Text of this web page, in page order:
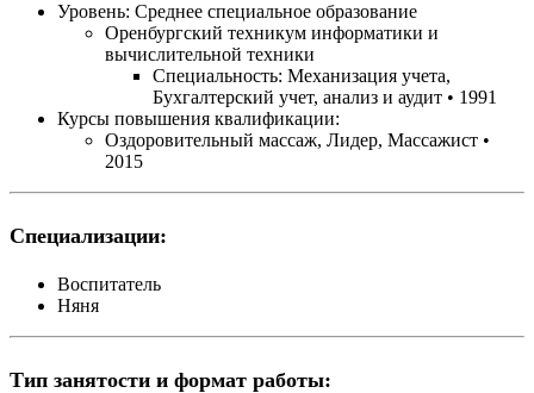
Уровень: Среднее специальное образование
Оренбургский техникум информатики и
вычислительной техники
Специальность: Механизация учета,
Бухгалтерский учет, анализ и аудит • 1991
Курсы повышения квалификации:
Оздоровительный массаж, Лидер, Массажист •
2015
Специализации:
Воспитатель
Няня
Тип занятости и формат работы: